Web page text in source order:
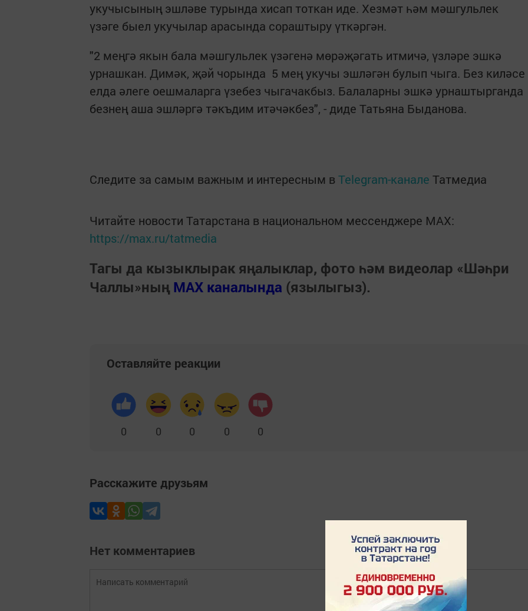
укучысының эшләве турында хисап тоткан иде. Хезмәт һәм мәшгульлек
үзәге быел укучылар арасында сораштыру үткәргән.
"2 меңгә якын бала мәшгульлек үзәгенә мөрәҗәгать итмичә, үзләре эшкә
урнашкан. Димәк, җәй чорында 5 мең укучы эшләгән булып чыга. Без киләсе
елда әлеге оешмаларга үзебез чыгачакбыз. Балаларны эшкә урнаштырганда
безнең аша эшләргә тәкъдим итәчәкбез", - диде Татьяна Быданова.
Следите за самым важным и интересным в Telegram-канале Татмедиа
Читайте новости Татарстана в национальном мессенджере MАХ:
https://max.ru/tatmedia
Тагы да кызыклырак яңалыклар, фото һәм видеолар «Шәһри
Чаллы»ның MAX каналында (язылыгыз).
Оставляйте реакции
0 0 0 0 0
Расскажите друзьям
Нет комментариев